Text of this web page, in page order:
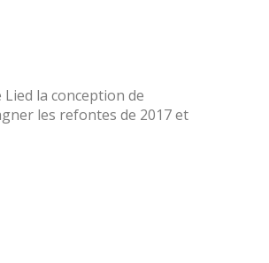
la conception de
les refontes de 2017 et